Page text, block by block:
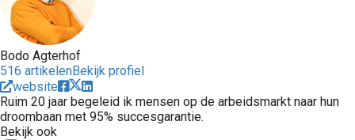
Bodo Agterhof
516 artikelenBekijk profiel
website
Ruim 20 jaar begeleid ik mensen op de arbeidsmarkt naar hun
droombaan met 95% succesgarantie.
Bekijk ook